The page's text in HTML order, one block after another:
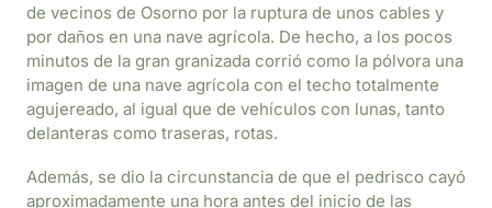
de vecinos de Osorno por la ruptura de unos cables y
por daños en una nave agrícola. De hecho, a los pocos
minutos de la gran granizada corrió como la pólvora una
imagen de una nave agrícola con el techo totalmente
agujereado, al igual que de vehículos con lunas, tanto
delanteras como traseras, rotas.
Además, se dio la circunstancia de que el pedrisco cayó
aproximadamente una hora antes del inicio de las